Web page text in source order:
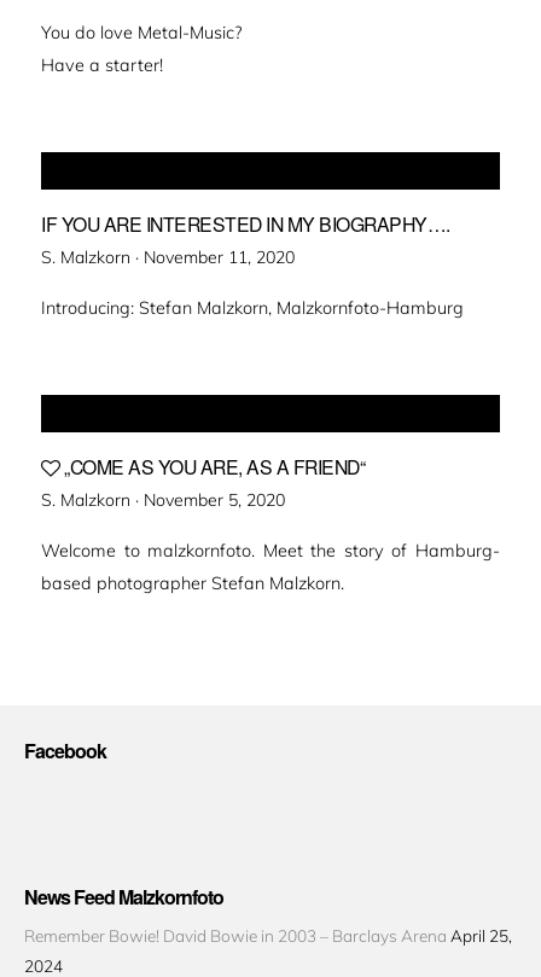
You do love Metal-Music?
Have a starter!
IF YOU ARE INTERESTED IN MY BIOGRAPHY….
S. Malzkorn · Veröffentlicht
November 11, 2020
Introducing: Stefan Malzkorn, Malzkornfoto-Hamburg
„COME AS YOU ARE, AS A FRIEND“
S. Malzkorn · Veröffentlicht
November 5, 2020
Welcome to malzkornfoto. Meet the story of Hamburg-
based photographer Stefan Malzkorn.
Facebook
News Feed Malzkornfoto
Remember Bowie! David Bowie in 2003 – Barclays Arena April 25,
2024